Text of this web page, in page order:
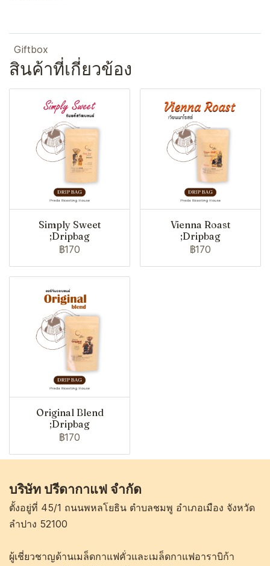
Giftbox
สินค้าที่เกี่ยวข้อง
Simply Sweet
;Dripbag
฿170
Vienna Roast
;Dripbag
฿170
Original Blend
;Dripbag
฿170
บริษัท ปรีดากาแฟ จำกัด
ตั้งอยู่ที่ 45/1 ถนนพหลโยธิน ตำบลชมพู อำเภอเมือง จังหวัด
ลำปาง 52100
ผู้เชี่ยวชาญด้านเมล็ดกาแฟคั่วและเมล็ดกาแฟอาราบิก้า